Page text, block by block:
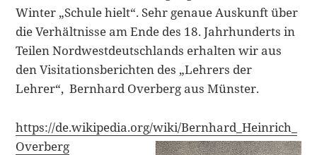
Winter „Schule hielt“. Sehr genaue Auskunft über
die Verhältnisse am Ende des 18. Jahrhunderts in
Teilen Nordwestdeutschlands erhalten wir aus
den Visitationsberichten des „Lehrers der
Lehrer“, Bernhard Overberg aus Münster.
https://de.wikipedia.org/wiki/Bernhard_Heinrich_
Overberg